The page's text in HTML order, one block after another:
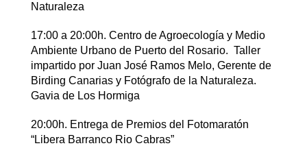
Naturaleza
17:00 a 20:00h. Centro de Agroecología y Medio
Ambiente Urbano de Puerto del Rosario. Taller
impartido por Juan José Ramos Melo, Gerente de
Birding Canarias y Fotógrafo de la Naturaleza.
Gavia de Los Hormiga
20:00h. Entrega de Premios del Fotomaratón
“Libera Barranco Rio Cabras”